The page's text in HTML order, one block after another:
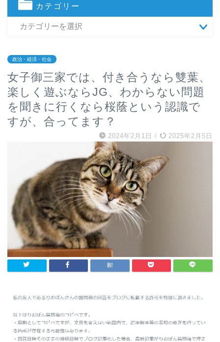
カテゴリー
政治・経済・社会
女子御三家では、付き合うなら雙葉、
楽しく遊ぶならJG、わからない問題
を聞きに行くなら桜蔭という認識で
すが、合ってます？
2024年2月1日 / 2025年2月5日